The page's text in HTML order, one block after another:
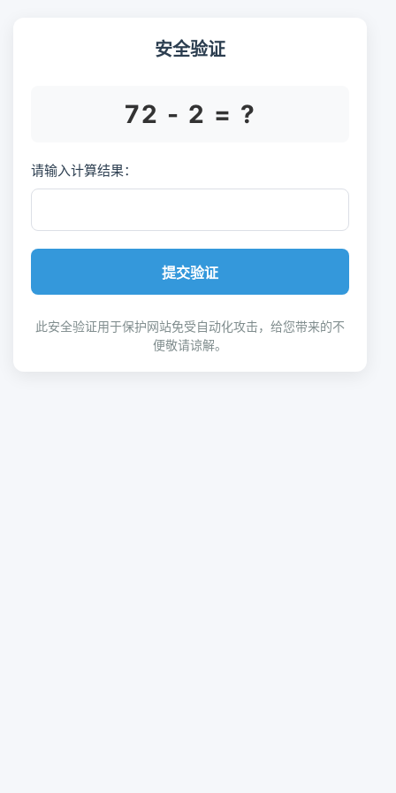
安全验证
72 - 2 = ?
请输入计算结果：
提交验证
此安全验证用于保护网站免受自动化攻击，给您带来的不
便敬请谅解。